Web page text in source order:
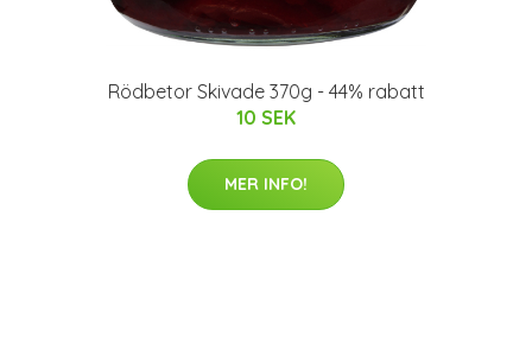
Rödbetor Skivade 370g - 44% rabatt
10 SEK
MER INFO!